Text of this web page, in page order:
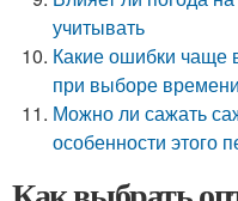
учитывать
Какие ошибки чаще
при выборе
Можно ли сажать
особенности этого